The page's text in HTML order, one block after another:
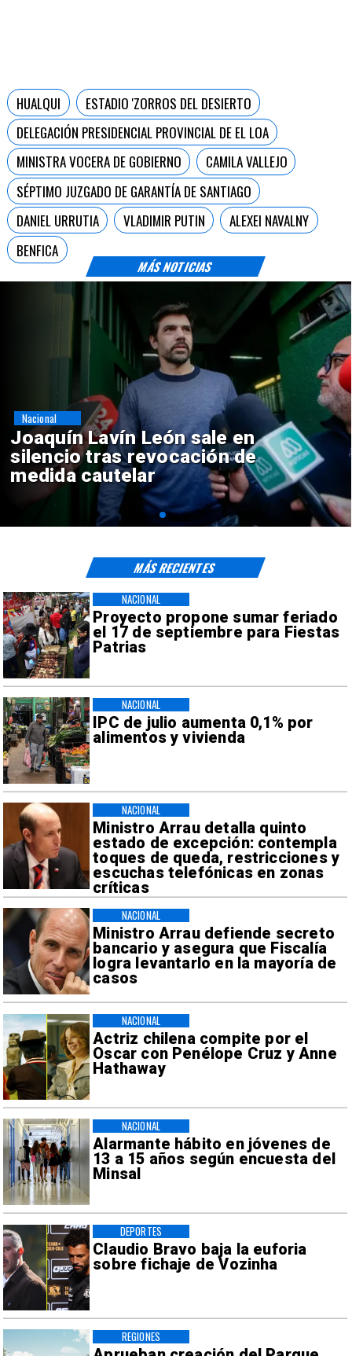
MÁS NOTICIAS
HUALQUI
ESTADIO 'ZORROS DEL DESIERTO
DELEGACIÓN PRESIDENCIAL PROVINCIAL DE EL LOA
MINISTRA VOCERA DE GOBIERNO
CAMILA VALLEJO
SÉPTIMO JUZGADO DE GARANTÍA DE SANTIAGO
DANIEL URRUTIA
VLADIMIR PUTIN
ALEXEI NAVALNY
BENFICA
sale en
de
Chile y
reinicio de
consulares
Nacional
Proyecto propone sumar feriado
el 17 de septiembre para Fiestas
Patrias
NACIONAL
IPC de julio aumenta 0,1% por
alimentos y vivienda
NACIONAL
Ministro Arrau detalla quinto
estado de excepción: contempla
toques de queda, restricciones y
escuchas telefónicas en zonas
críticas
NACIONAL
Ministro Arrau defiende secreto
bancario y asegura que Fiscalía
logra levantarlo en la mayoría de
casos
NACIONAL
Actriz chilena compite por el
Oscar con Penélope Cruz y Anne
Hathaway
NACIONAL
Alarmante hábito en jóvenes de
13 a 15 años según encuesta del
Minsal
NACIONAL
Claudio Bravo baja la euforia
sobre fichaje de Vozinha
DEPORTES
REGIONES
MÁS RECIENTES